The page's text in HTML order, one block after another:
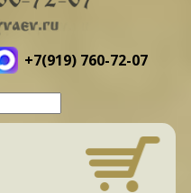
+7(919) 760-72-07